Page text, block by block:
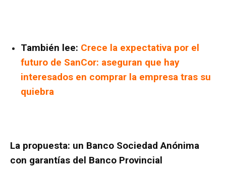
También lee: Crece la expectativa por el
futuro de SanCor: aseguran que hay
interesados en comprar la empresa tras su
quiebra
La propuesta: un Banco Sociedad Anónima
con garantías del Banco Provincial